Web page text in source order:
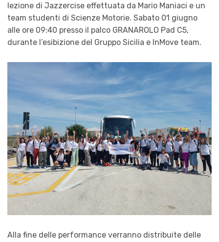
lezione di Jazzercise effettuata da Mario Maniaci e un
team studenti di Scienze Motorie. Sabato 01 giugno
alle ore 09:40 presso il palco GRANAROLO Pad C5,
durante l’esibizione del Gruppo Sicilia e InMove team.
Alla fine delle performance verranno distribuite delle